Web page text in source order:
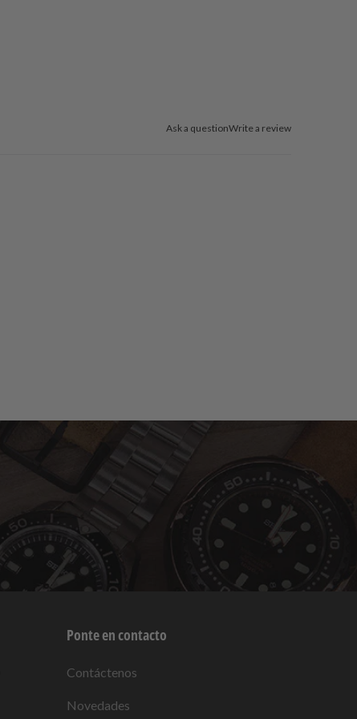
Ask a questionWrite a review
Ponte en contacto
Contáctenos
Novedades